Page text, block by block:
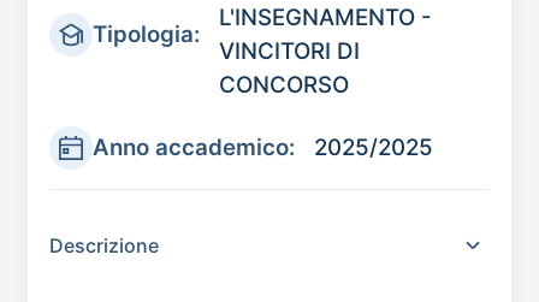
Tipologia:
L'INSEGNAMENTO -
VINCITORI DI
CONCORSO
Anno accademico: 2025/2025
Descrizione